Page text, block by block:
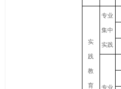
实
践
教
育
专业
集中
实践
专业